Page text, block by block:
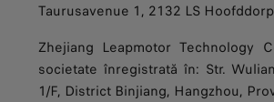
Taurusavenue 1, 2132 LS
Zhejiang Leapmotor Technology
societate înregistrată în: Str.
1/F, District Binjiang, Hangzhou,